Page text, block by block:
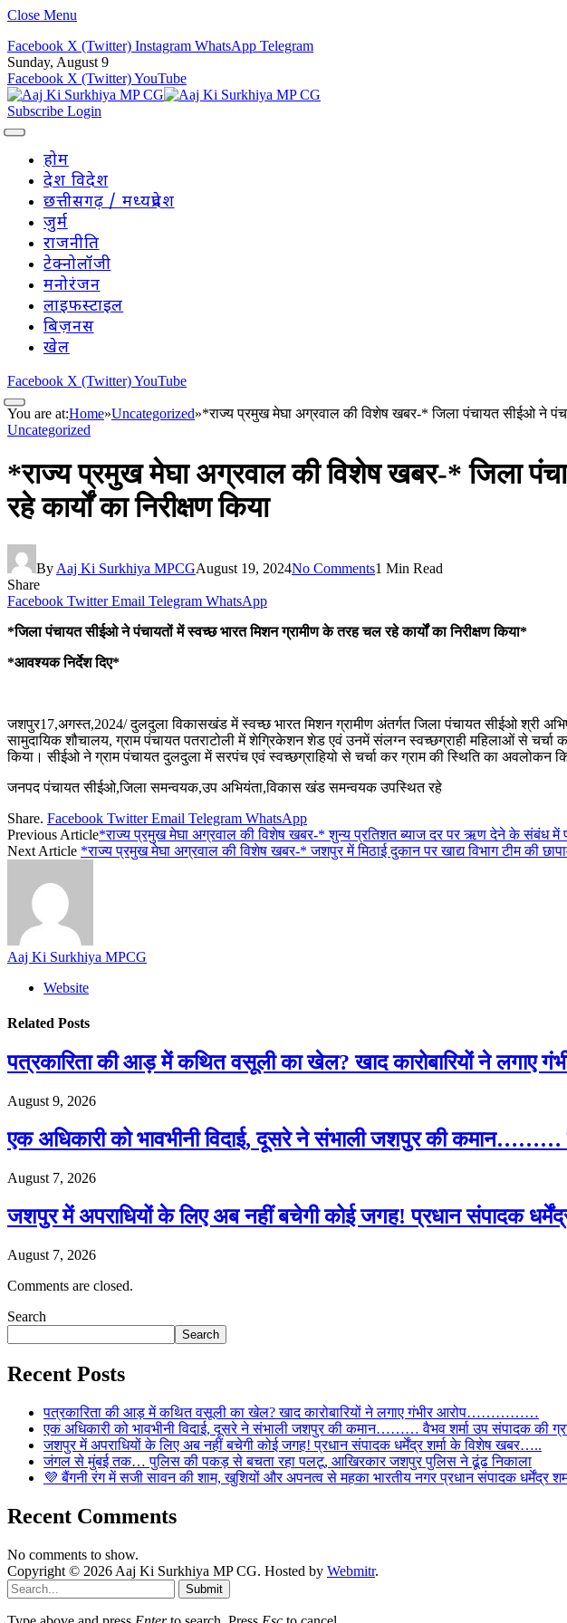
Close Menu
Facebook X (Twitter) Instagram WhatsApp Telegram
Sunday, August 9
Facebook X (Twitter)YouTube
Subscribe Login
होम
देश विदेश
छत्तीसगढ़ / मध्यप्रदेश
जुर्म
राजनीति
टेक्नोलॉजी
मनोरंजन
लाइफस्टाइल
बिज़नस
खेल
Facebook X (Twitter)YouTube
You are at:Home»Uncategorized»*राज्य प्रमुख मेघा अग्रवाल की विशेष खबर-* जिला पंचायत सीईओ ने
Uncategorized
*राज्य प्रमुख मेघा अग्रवाल की विशेष खबर-* जिला
रहे कार्यों का निरीक्षण किया
By Aaj Ki Surkhiya MPCGAugust 19, 2024No Comments1 Min Read
Share
Facebook Twitter Email Telegram WhatsApp
*जिला पंचायत सीईओ ने पंचायतों में स्वच्छ भारत मिशन ग्रामीण के तरह चल रहे कार्यों का निरीक्षण किया*
*आवश्यक निर्देश दिए*
जशपुर17,अगस्त,2024/ दुलदुला विकासखंड में स्वच्छ भारत मिशन ग्रामीण अंतर्गत जिला पंचायत सीईओ श्री
सामुदायिक शौचालय, ग्राम पंचायत पतराटोली में शेग्रिकेशन शेड एवं उनमें संलग्न स्वच्छग्राही महिलाओं से चर्चा
किया। सीईओ ने ग्राम पंचायत दुलदुला में सरपंच एवं स्वच्छग्राहियो से चर्चा कर ग्राम की स्थिति का अवलोकन
जनपद पंचायत सीईओ,जिला समन्वयक,उप अभियंता,विकास खंड समन्वयक उपस्थित रहे
Share. Facebook Twitter Email Telegram WhatsApp
Previous Article*राज्य प्रमुख मेघा अग्रवाल की विशेष खबर-* शुन्य प्रतिशत ब्याज दर पर ऋण देने के संबंध में
Next Article *राज्य प्रमुख मेघा अग्रवाल की विशेष खबर-* जशपुर में मिठाई दुकान पर खाद्य विभाग टीम की
Aaj Ki Surkhiya MPCG
Website
Related Posts
पत्रकारिता की आड़ में कथित वसूली का खेल? खाद कारोबारियों ने
August 9, 2026
एक अधिकारी को भावभीनी विदाई, दूसरे ने संभाली जशपुर की कमान………
August 7, 2026
जशपुर में अपराधियों के लिए अब नहीं बचेगी कोई जगह! प्रधान संपादक
August 7, 2026
Comments are closed.
Search
Search
Recent Posts
पत्रकारिता की आड़ में कथित वसूली का खेल? खाद कारोबारियों ने लगाए गंभीर आरोप……………
एक अधिकारी को भावभीनी विदाई, दूसरे ने संभाली जशपुर की कमान……… वैभव शर्मा उप संपादक की
जशपुर में अपराधियों के लिए अब नहीं बचेगी कोई जगह! प्रधान संपादक धर्मेंद्र शर्मा के विशेष खबर…..
जंगल से मुंबई तक… पुलिस की पकड़ से बचता रहा पलटू, आखिरकार जशपुर पुलिस ने ढूंढ निकाला
💜 बैंगनी रंग में सजी सावन की शाम, खुशियों और अपनत्व से महका भारतीय नगर प्रधान संपादक धर्मेंद्र
Recent Comments
No comments to show.
Copyright © 2026 Aaj Ki Surkhiya MP CG. Hosted by Webmitr.
Submit